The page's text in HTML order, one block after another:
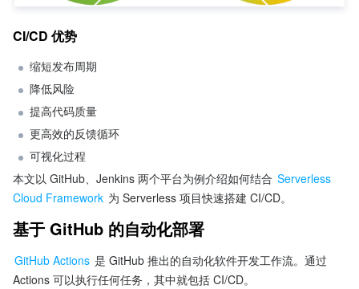
CI/CD 优势
缩短发布周期
降低风险
提高代码质量
更高效的反馈循环
可视化过程
本文以 GitHub、Jenkins 两个平台为例介绍如何结合 Serverless
Cloud Framework 为 Serverless 项目快速搭建 CI/CD。
基于 GitHub 的自动化部署
GitHub Actions 是 GitHub 推出的自动化软件开发工作流。通过
Actions 可以执行任何任务，其中就包括 CI/CD。